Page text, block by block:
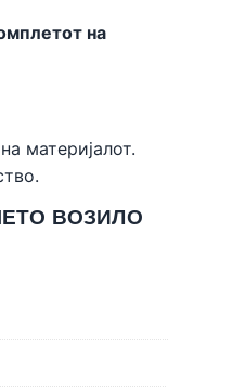
на
материјалот.
ВОЗИЛО